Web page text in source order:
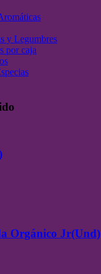
y Legumbres
por caja
Orgánico Jr(Und)